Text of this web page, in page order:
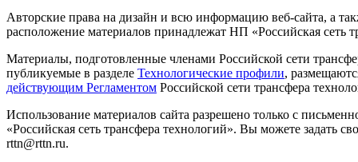
Авторские права на дизайн и всю информацию веб-сайта, а
расположение материалов принадлежат НП «Российская сеть
Материалы, подготовленные членами Российской сети
публикуемые в разделе Технологические профили,
действующим Регламентом Российской сети трансфера
Использование материалов сайта разрешено только с
«Российская сеть трансфера технологий». Вы можете задать
rttn@rttn.ru.